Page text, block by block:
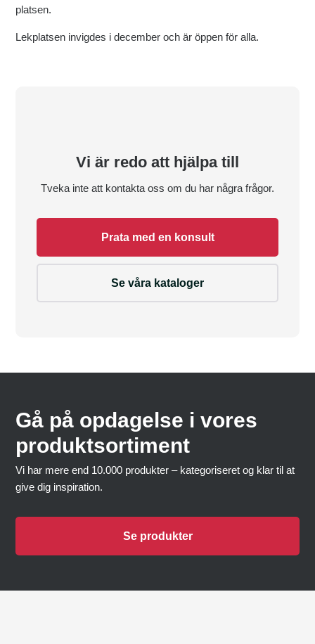
platsen.
Lekplatsen invigdes i december och är öppen för alla.
Vi är redo att hjälpa till
Tveka inte att kontakta oss om du har några frågor.
Prata med en konsult
Se våra kataloger
Gå på opdagelse i vores
produktsortiment
Vi har mere end 10.000 produkter – kategoriseret og klar til at
give dig inspiration.
Se produkter